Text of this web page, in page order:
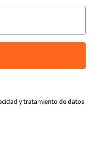
y tratamiento de datos